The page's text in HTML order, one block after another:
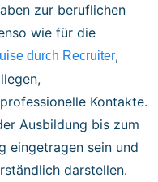
zur beruflichen
wie für die
durch Recruiter,
Kontakte.
Ausbildung bis zum
eingetragen sein und
darstellen.